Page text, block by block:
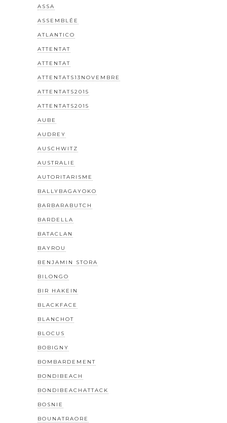
ASSA
ASSEMBLÉE
ATLANTICO
ATTENTAT
ATTENTAT
ATTENTATS13NOVEMBRE
ATTENTATS2015
ATTENTATS2015
AUBE
AUDREY
AUSCHWITZ
AUSTRALIE
AUTORITARISME
BALLYBAGAYOKO
BARBARABUTCH
BARDELLA
BATACLAN
BAYROU
BENJAMIN STORA
BILONGO
BIR HAKEIN
BLACKFACE
BLANCHOT
BLOCUS
BOBIGNY
BOMBARDEMENT
BONDIBEACH
BONDIBEACHATTACK
BOSNIE
BOUNATRAORE